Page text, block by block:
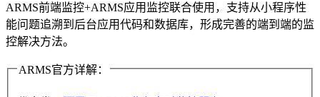
ARMS前端监控+ARMS应用监控联合使用，支持从小程序性
能问题追溯到后台应用代码和数据库，形成完善的端到端的监
控解决方法。
ARMS官方详解：